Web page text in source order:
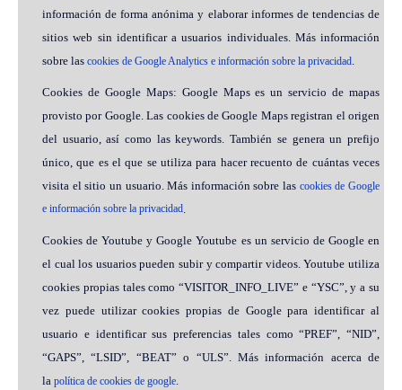
información de forma anónima y elaborar informes de tendencias de
sitios web sin identificar a usuarios individuales. Más información
sobre las cookies de Google Analytics e información sobre la privacidad.
Cookies de Google Maps: Google Maps es un servicio de mapas
provisto por Google. Las cookies de Google Maps registran el origen
del usuario, así como las keywords. También se genera un prefijo
único, que es el que se utiliza para hacer recuento de cuántas veces
visita el sitio un usuario. Más información sobre las cookies de Google
e información sobre la privacidad.
Cookies de Youtube y Google Youtube es un servicio de Google en
el cual los usuarios pueden subir y compartir videos. Youtube utiliza
cookies propias tales como “VISITOR_INFO_LIVE” e “YSC”, y a su
vez puede utilizar cookies propias de Google para identificar al
usuario e identificar sus preferencias tales como “PREF”, “NID”,
“GAPS”, “LSID”, “BEAT” o “ULS”. Más información acerca de
la política de cookies de google.